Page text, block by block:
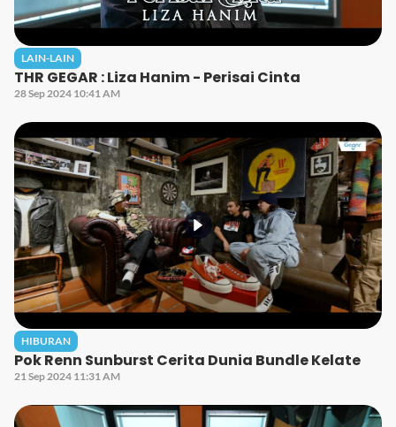
LAIN-LAIN
THR GEGAR : Liza Hanim - Perisai Cinta
28 Sep 2024 10:41 AM
HIBURAN
Pok Renn Sunburst Cerita Dunia Bundle Kelate
21 Sep 2024 11:31 AM